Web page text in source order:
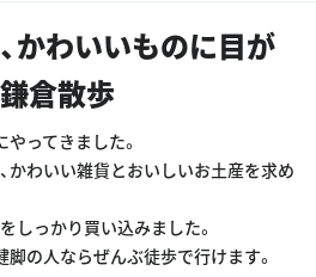
かわいいものに目が
倉散歩
ってきました。
かわいい雑貨とおいしいお土産を求め
しっかり買い込みました。
脚の人ならぜんぶ徒歩で行けます。